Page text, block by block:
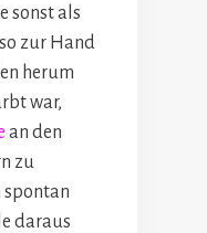
sonst als
zur Hand
herum
war,
an den
zu
daraus